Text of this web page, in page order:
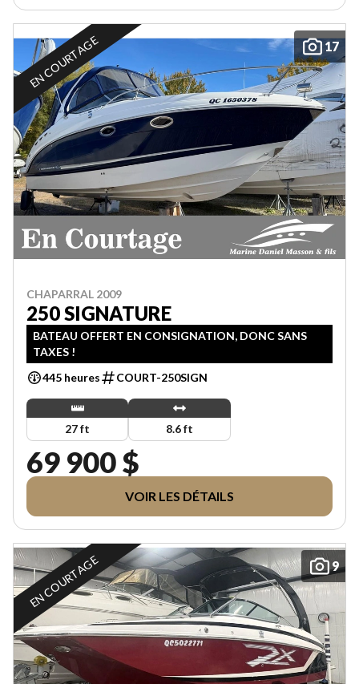
17
EN COURTAGE
CHAPARRAL 2009
250 SIGNATURE
BATEAU OFFERT EN CONSIGNATION, DONC SANS
TAXES !
445 heures
COURT-250SIGN
27 ft 8.6 ft
69 900 $
VOIR LES DÉTAILS
9
EN COURTAGE